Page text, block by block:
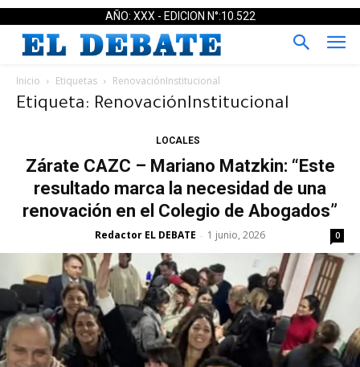
AÑO: XXX - EDICION N°:10.522
Inicio Etiquetas RenovaciónInstitucional
Etiqueta: RenovaciónInstitucional
LOCALES
Zárate CAZC – Mariano Matzkin: “Este
resultado marca la necesidad de una
renovación en el Colegio de Abogados”
Redactor EL DEBATE - 1 junio, 2026 0